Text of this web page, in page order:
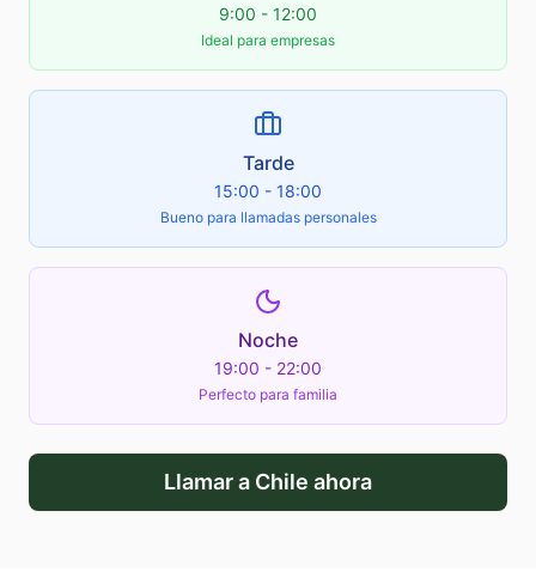
9:00 - 12:00
Ideal para empresas
Tarde
15:00 - 18:00
Bueno para llamadas personales
Noche
19:00 - 22:00
Perfecto para familia
Llamar a Chile ahora